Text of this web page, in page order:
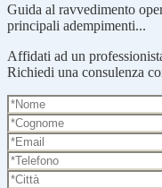
Guida al ravvedimento
principali adempimenti...
Affidati ad un
Richiedi una consulenza